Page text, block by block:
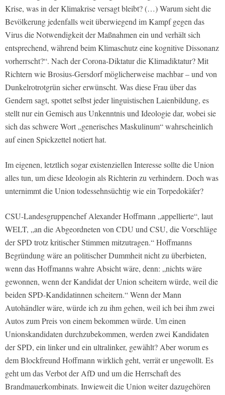
Krise, was in der Klimakrise versagt bleibt? (…) Warum sieht die
Bevölkerung jedenfalls weit überwiegend im Kampf gegen das
Virus die Notwendigkeit der Maßnahmen ein und verhält sich
entsprechend, während beim Klimaschutz eine kognitive Dissonanz
vorherrscht?“. Nach der Corona-Diktatur die Klimadiktatur? Mit
Richtern wie Brosius-Gersdorf möglicherweise machbar – und von
Dunkelrotrotgrün sicher erwünscht. Was diese Frau über das
Gendern sagt, spottet selbst jeder linguistischen Laienbildung, es
stellt nur ein Gemisch aus Unkenntnis und Ideologie dar, wobei sie
sich das schwere Wort „generisches Maskulinum“ wahrscheinlich
auf einen Spickzettel notiert hat.
Im eigenen, letztlich sogar existenziellen Interesse sollte die Union
alles tun, um diese Ideologin als Richterin zu verhindern. Doch was
unternimmt die Union todessehnsüchtig wie ein Torpedokäfer?
CSU-Landesgruppenchef Alexander Hoffmann „appellierte“, laut
WELT, „an die Abgeordneten von CDU und CSU, die Vorschläge
der SPD trotz kritischer Stimmen mitzutragen.“ Hoffmanns
Begründung wäre an politischer Dummheit nicht zu überbieten,
wenn das Hoffmanns wahre Absicht wäre, denn: „nichts wäre
gewonnen, wenn der Kandidat der Union scheitern würde, weil die
beiden SPD-Kandidatinnen scheitern.“ Wenn der Mann
Autohändler wäre, würde ich zu ihm gehen, weil ich bei ihm zwei
Autos zum Preis von einem bekommen würde. Um einen
Unionskandidaten durchzubekommen, werden zwei Kandidaten
der SPD, ein linker und ein ultralinker, gewählt? Aber worum es
dem Blockfreund Hoffmann wirklich geht, verrät er ungewollt. Es
geht um das Verbot der AfD und um die Herrschaft des
Brandmauerkombinats. Inwieweit die Union weiter dazugehören